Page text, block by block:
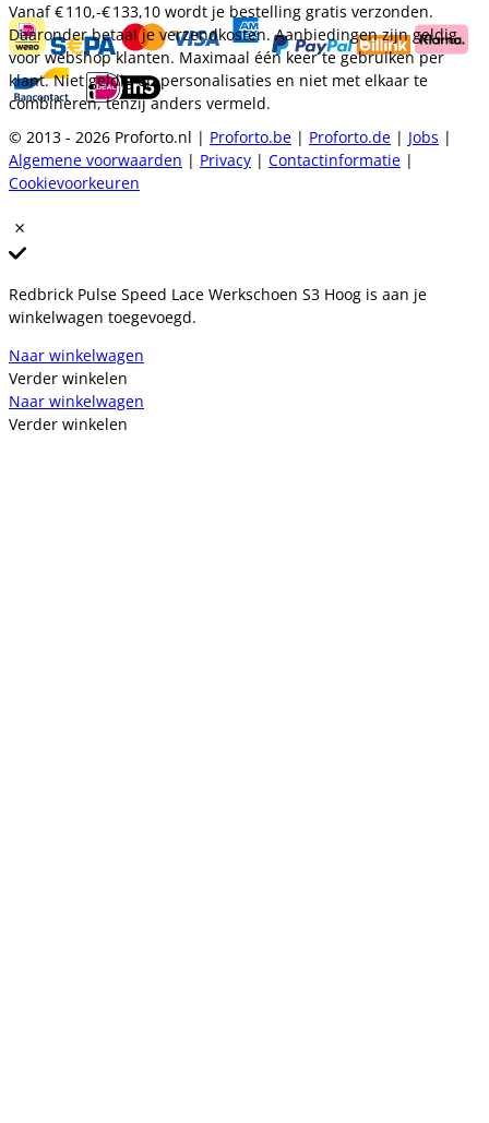
Vanaf€ 110,-€ 133,10 wordt je bestelling gratis verzonden.
Daaronder betaal je verzendkosten. Aanbiedingen zijn geldig
voor webshop klanten. Maximaal één keer te gebruiken per
klant. Niet geldig op personalisaties en niet met elkaar te
combineren, tenzij anders vermeld.
© 2013 - 2026 Proforto.nl | Proforto.be | Proforto.de | Jobs |
Algemene voorwaarden | Privacy | Contactinformatie |
Cookievoorkeuren
Redbrick Pulse Speed Lace Werkschoen S3 Hoog is aan je
winkelwagen toegevoegd.
Naar winkelwagen
Verder winkelen
Naar winkelwagen
Verder winkelen